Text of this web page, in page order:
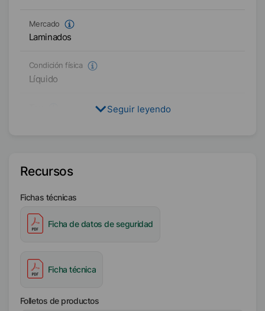
Mercado
Laminados
Condición física
Líquido
América
Seguir leyendo
Recursos
Fichas técnicas
Ficha de datos de seguridad
Ficha técnica
Folletos de productos